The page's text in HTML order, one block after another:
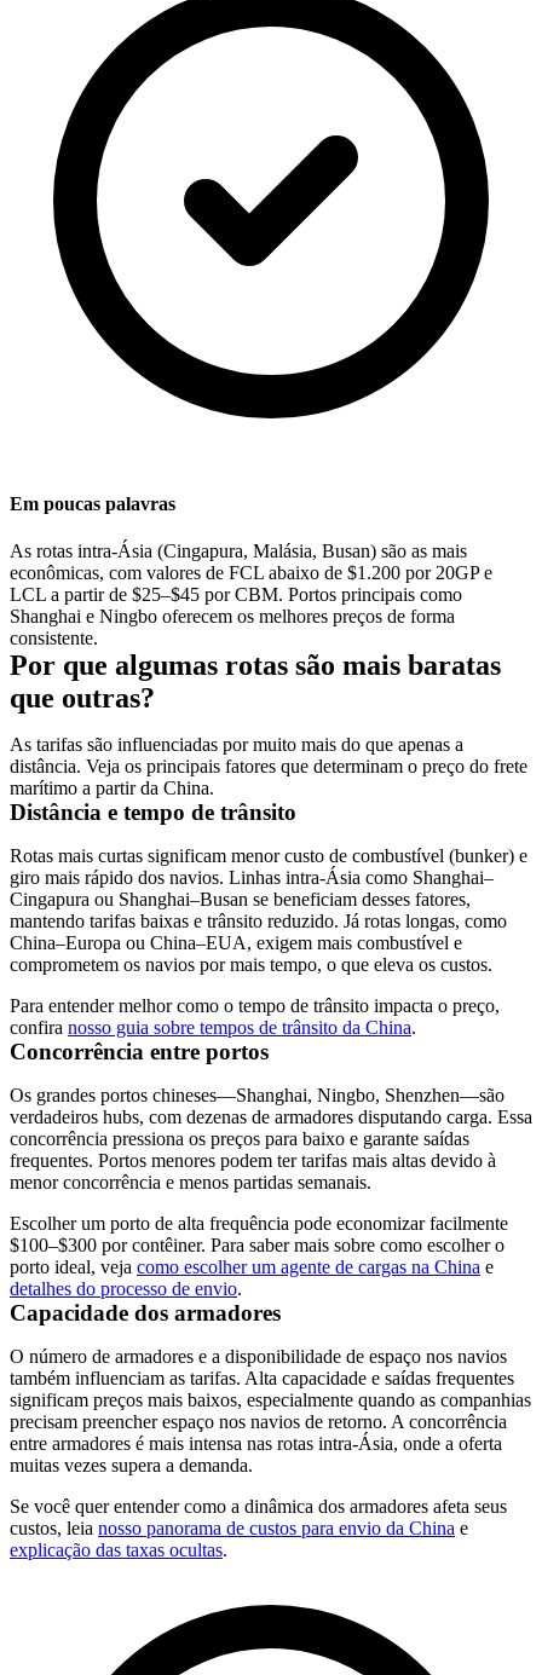
Em poucas palavras
As rotas intra-Ásia (Cingapura, Malásia, Busan) são as mais
econômicas, com valores de FCL abaixo de $1.200 por 20GP e
LCL a partir de $25–$45 por CBM. Portos principais como
Shanghai e Ningbo oferecem os melhores preços de forma
consistente.
Por que algumas rotas são mais baratas
que outras?
As tarifas são influenciadas por muito mais do que apenas a
distância. Veja os principais fatores que determinam o preço do frete
marítimo a partir da China.
Distância e tempo de trânsito
Rotas mais curtas significam menor custo de combustível (bunker) e
giro mais rápido dos navios. Linhas intra-Ásia como Shanghai–
Cingapura ou Shanghai–Busan se beneficiam desses fatores,
mantendo tarifas baixas e trânsito reduzido. Já rotas longas, como
China–Europa ou China–EUA, exigem mais combustível e
comprometem os navios por mais tempo, o que eleva os custos.
Para entender melhor como o tempo de trânsito impacta o preço,
confira nosso guia sobre tempos de trânsito da China.
Concorrência entre portos
Os grandes portos chineses—Shanghai, Ningbo, Shenzhen—são
verdadeiros hubs, com dezenas de armadores disputando carga. Essa
concorrência pressiona os preços para baixo e garante saídas
frequentes. Portos menores podem ter tarifas mais altas devido à
menor concorrência e menos partidas semanais.
Escolher um porto de alta frequência pode economizar facilmente
$100–$300 por contêiner. Para saber mais sobre como escolher o
porto ideal, veja como escolher um agente de cargas na China e
detalhes do processo de envio.
Capacidade dos armadores
O número de armadores e a disponibilidade de espaço nos navios
também influenciam as tarifas. Alta capacidade e saídas frequentes
significam preços mais baixos, especialmente quando as companhias
precisam preencher espaço nos navios de retorno. A concorrência
entre armadores é mais intensa nas rotas intra-Ásia, onde a oferta
muitas vezes supera a demanda.
Se você quer entender como a dinâmica dos armadores afeta seus
custos, leia nosso panorama de custos para envio da China e
explicação das taxas ocultas.